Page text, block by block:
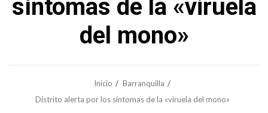
síntomas de la «viruela
del mono»
Inicio
Barranquilla
Distrito alerta por los síntomas de la «viruela del mono»